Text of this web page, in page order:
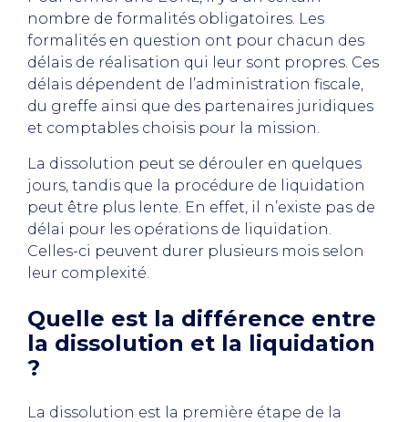
nombre de formalités obligatoires. Les
formalités en question ont pour chacun des
délais de réalisation qui leur sont propres. Ces
délais dépendent de l’administration fiscale,
du greffe ainsi que des partenaires juridiques
et comptables choisis pour la mission.
La dissolution peut se dérouler en quelques
jours, tandis que la procédure de liquidation
peut être plus lente. En effet, il n’existe pas de
délai pour les opérations de liquidation.
Celles-ci peuvent durer plusieurs mois selon
leur complexité.
Quelle est la différence entre
la dissolution et la liquidation
?
La dissolution est la première étape de la